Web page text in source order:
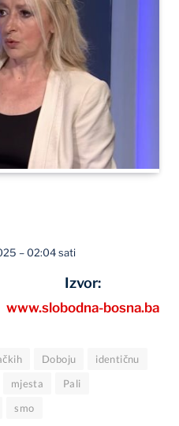
– 02:04 sati
Izvor:
www.slobodna-bosna.ba
Doboju
identičnu
mjesta
Pali
smo